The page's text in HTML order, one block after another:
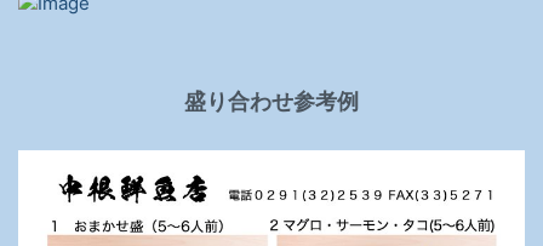
盛り合わせ参考例